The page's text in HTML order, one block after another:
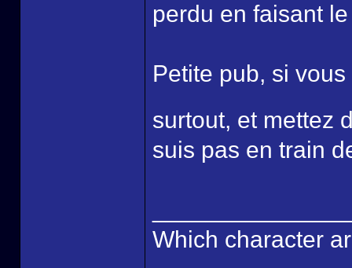
perdu en faisant
Petite pub, si
surtout, et mettez
suis pas en train
Which character